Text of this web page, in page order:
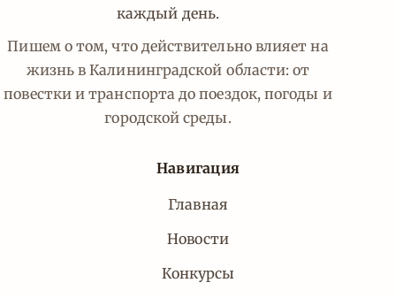
каждый день.
Пишем о том, что действительно влияет на
жизнь в Калининградской области: от
повестки и транспорта до поездок, погоды и
городской среды.
Навигация
Главная
Новости
Конкурсы